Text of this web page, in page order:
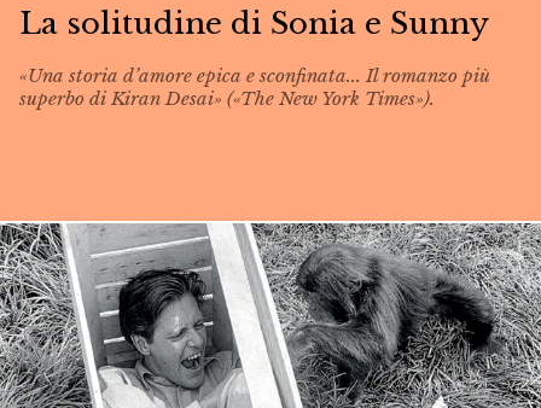
La solitudine di Sonia e Sunny
«Una storia d’amore epica e sconfinata... Il romanzo più
superbo di Kiran Desai» («The New York Times»).